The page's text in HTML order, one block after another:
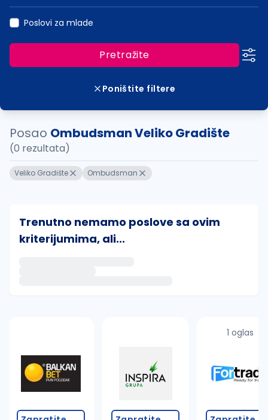
Poslovi za mlade
Pretražite
Poništite filtere
Posao Ombudsman Veliko Gradište
(0 rezultata)
Veliko Gradište Ombudsman
Trenutno nemamo poslove sa ovim
kriterijumima, ali...
Takođe možete da:
proverite pravopisne greške (koristite č, ć, š, đ,
promenite odabrane filtere pretrage
1 oglas